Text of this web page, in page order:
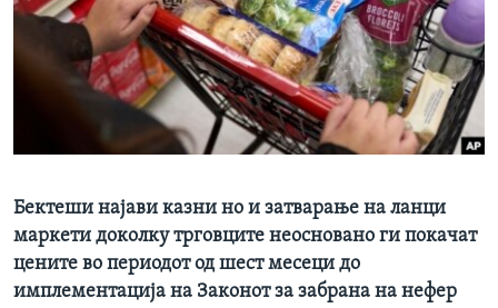
ИНТЕРВЈУА
Јазици
Бектеши најави казни но и затварање на ланци
маркети доколку трговците неосновано ги покачат
цените во периодот од шест месеци до
имплементација на Законот за забрана на нефер